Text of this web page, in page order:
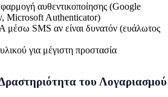
αυθεντικοποίησης (Google
Microsoft Authenticator)
μέσω SMS αν είναι δυνατόν (ευάλωτος
για μέγιστη προστασία
του Λογαριασμού